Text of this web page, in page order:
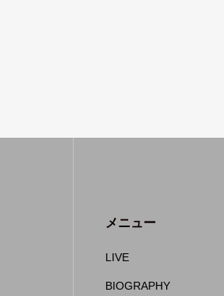
メニュー
LIVE
BIOGRAPHY